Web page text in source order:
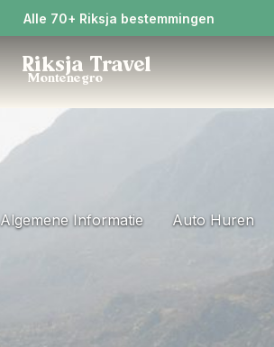
Alle 70+ Riksja bestemmingen
Riksja Travel
Montenegro
Algemene Informatie Auto Huren